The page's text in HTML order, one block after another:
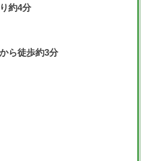
約4分
ら徒歩約3分